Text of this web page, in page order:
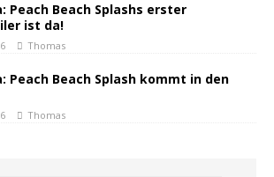
Peach Beach Splashs erster
ist da!
Thomas
Peach Beach Splash kommt in den
Thomas